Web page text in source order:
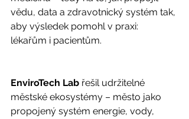
vědu, data a zdravotnický systém tak,
aby výsledek pomohl v praxi:
lékařům i pacientům.
EnviroTech Lab řešil udržitelné
městské ekosystémy – město jako
propojený systém energie, vody,